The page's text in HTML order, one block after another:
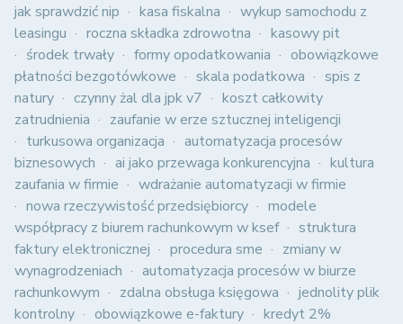
jak sprawdzić nip kasa fiskalna
wykup samochodu z
leasingu
roczna składka zdrowotna
kasowy pit
środek trwały
formy opodatkowania
obowiązkowe
płatności bezgotówkowe
skala podatkowa
spis z
natury
czynny żal dla jpk v7
koszt całkowity
zatrudnienia
zaufanie w erze sztucznej inteligencji
turkusowa organizacja
automatyzacja procesów
biznesowych
ai jako przewaga konkurencyjna
kultura
zaufania w firmie
wdrażanie automatyzacji w firmie
nowa rzeczywistość przedsiębiorcy
modele
współpracy z biurem rachunkowym w ksef
struktura
faktury elektronicznej
procedura sme
zmiany w
wynagrodzeniach
automatyzacja procesów w biurze
rachunkowym
zdalna obsługa księgowa
jednolity plik
kontrolny
obowiązkowe e-faktury kredyt 2%